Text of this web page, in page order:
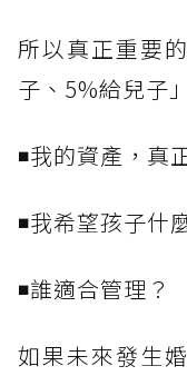
所以真正重要
子、5%給兒子
◾我的資產，真
◾我希望孩子什
◾誰適合管理？
如果未來發生